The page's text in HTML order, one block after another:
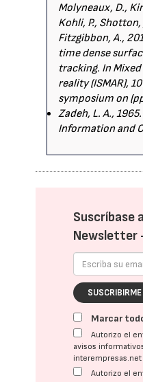
Molyneaux, D.,
Kohli, P., Shotton,
Fitzgibbon, A.,
time dense
tracking. In
reality (ISMAR),
symposium on
Zadeh, L. A.,
Information and
Suscríbase
Newsletter
Marcar
Autorizo el
avisos
interempresas.net
Autorizo el